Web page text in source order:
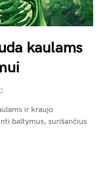
kaulams
ir kraujo
baltymus, surišančius